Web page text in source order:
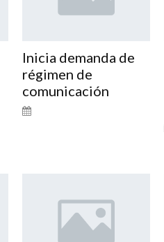
Inicia demanda de
régimen de
comunicación